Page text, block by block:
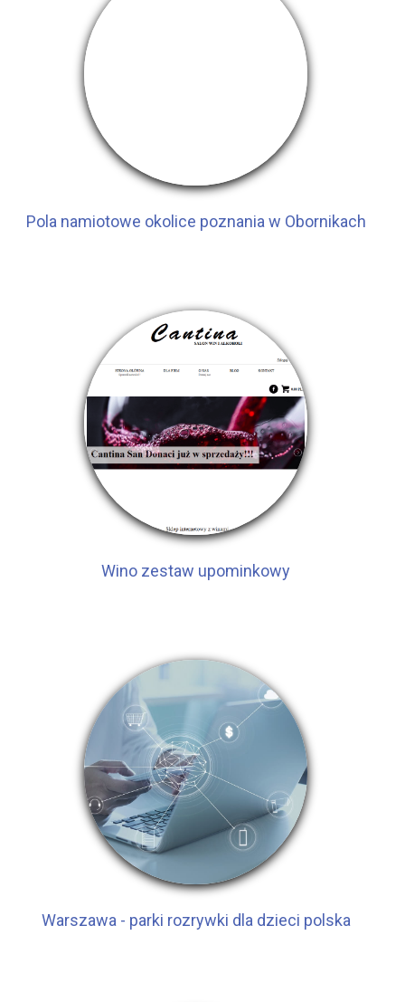
Pola namiotowe okolice poznania w Obornikach
Wino zestaw upominkowy
Warszawa - parki rozrywki dla dzieci polska